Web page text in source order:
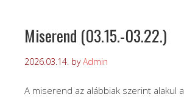
Miserend (03.15.-03.22.)
2026.03.14. byAdmin
A miserend az alábbiak szerint alakul a